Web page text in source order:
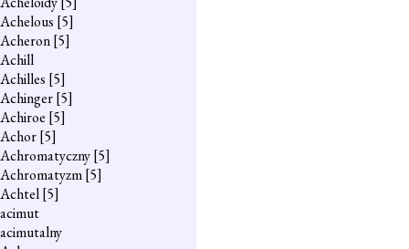
Achelous [5]
Acheron[5]
Achill
Achilles [5]
Achinger[5]
Achiroe [5]
Achor[5]
Achromatyczny[5]
Achromatyzm[5]
Achtel[5]
acimut
acimutalny